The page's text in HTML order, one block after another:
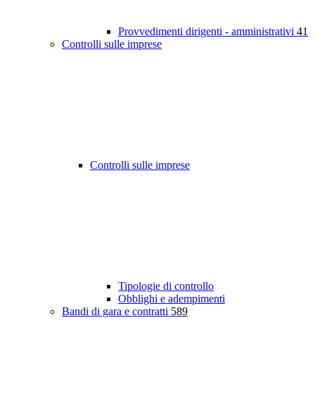
Provvedimenti dirigenti - amministrativi 41
Controlli sulle imprese
Controlli sulle imprese
Tipologie di controllo
Obblighi e adempimenti
Bandi di gara e contratti 589